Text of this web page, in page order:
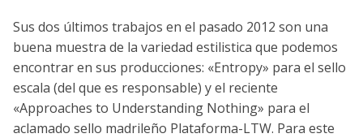
Sus dos últimos trabajos en el pasado 2012 son una
buena muestra de la variedad estilistica que podemos
encontrar en sus producciones: «Entropy» para el sello
escala (del que es responsable) y el reciente
«Approaches to Understanding Nothing» para el
aclamado sello madrileño Plataforma-LTW. Para este